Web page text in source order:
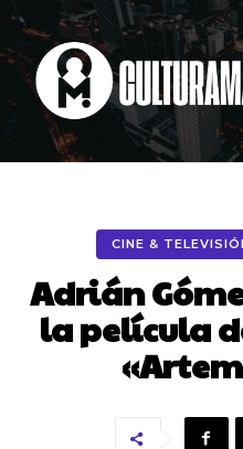
CINE &
Adrián
la película